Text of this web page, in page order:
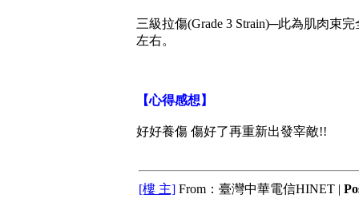
三級拉傷(Grade 3 Strain)─此為肌肉束
左右。
【心得感想】
好好養傷 傷好了再重新出發宰敵!!
[樓 主] From：臺灣中華電信HINET |